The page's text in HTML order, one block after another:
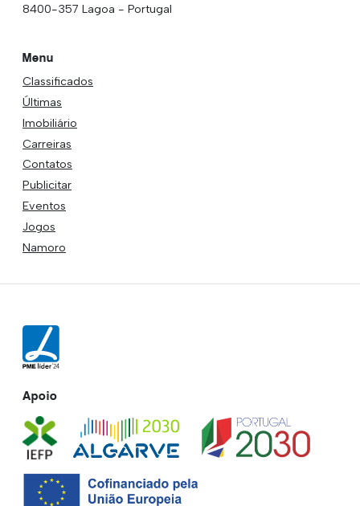
8400-357 Lagoa - Portugal
Menu
Classificados
Últimas
Imobiliário
Carreiras
Contatos
Publicitar
Eventos
Jogos
Namoro
Apoio